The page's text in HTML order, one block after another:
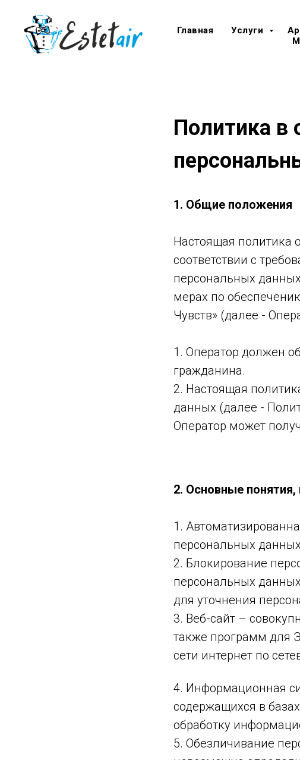
Главная Услуги
Политика в
1. Общие положения
Настоящая политика
соответствии с
персональных
мерах по
Чувств» (далее -
1. Оператор должен
гражданина.
2. Настоящая
данных (далее -
Оператор может
2. Основные
1.
персональных
2. Блокирование
персональных
для уточнения
3. Веб-сайт –
также программ для
сети интернет по
4. Информационная
содержащихся в
обработку
5. Обезличивание